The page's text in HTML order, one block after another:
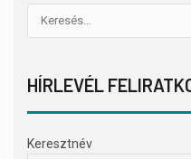
HÍRLEVÉL
Keresztnév